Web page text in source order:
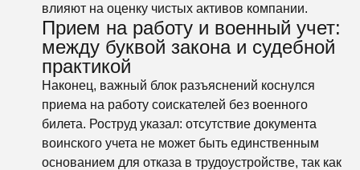
влияют на оценку чистых активов компании.
Прием на работу и военный учет:
между буквой закона и судебной
практикой
Наконец, важный блок разъяснений коснулся
приема на работу соискателей без военного
билета. Роструд указал: отсутствие документа
воинского учета не может быть единственным
основанием для отказа в трудоустройстве, так как